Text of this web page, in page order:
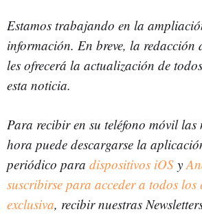
Estamos trabajando en la
información. En breve, la redacción
les ofrecerá la actualización de
esta noticia.
Para recibir en su teléfono móvil
hora puede descargarse la
periódico para dispositivos iOS y
suscribirse para acceder a todos los
exclusiva, recibir nuestras